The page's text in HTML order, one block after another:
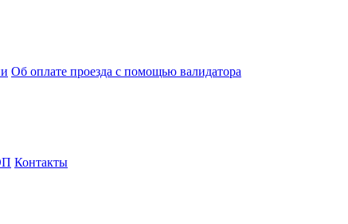
Об оплате проезда с помощью валидатора
Контакты